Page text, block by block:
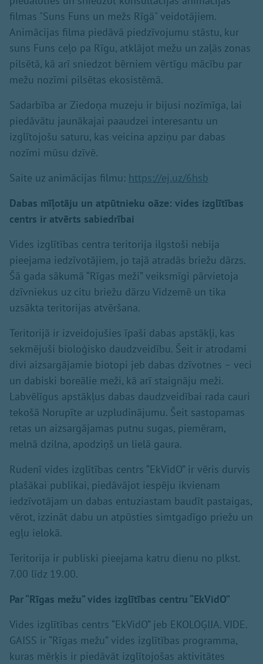
filmas "Suns Funs un mežs Rīgā" veidotājiem.
Animācijas filma piedāvā piedzīvojumu stāstu, kur
suns Funs ceļo pa Rīgu, atklājot mežu un zaļās zonas
pilsētā, kā arī sniedzot bērniem vērtīgu mācību par
mežu nozīmi pilsētas ekosistēmā.
Sadarbība ar Ziedoņa muzeju ir bijusi nozīmīga, lai
piedāvātu jaunākajai paaudzei interesantu un
izglītojošu saturu, kas veicina apziņu par dabas
nozīmi mūsu dzīvē.
Saite uz animācijas filmu: https://ej.uz/6hsb
Dabas mīļotāju un atpūtnieku oāze: vides izglītības
centrs ir atvērts sabiedrībai
Vides izglītības centra teritorija ilgstoši nebija
pieejama iedzīvotājiem, jo tajā atradās briežu dārzs.
Šā gada sākumā “Rīgas meži” veiksmīgi pārvietoja
dzīvniekus uz citu briežu dārzu Vidzemē un tika
uzsākta teritorijas atvēršana.
Teritorijā ir izveidojušies īpaši dabas apstākļi, kas
sekmējuši bioloģisko daudzveidību. Šeit ir atrodami
divi aizsargājamie biotopi jeb dabas dzīvotnes – veci
un dabiski boreālie meži, kā arī staignāju meži.
Labvēlīgus apstākļus dabas daudzveidībai rada cauri
tekošā Norupīte ar uzpludinājumu. Šeit sastopamas
retas un aizsargājamas putnu sugas, piemēram,
melnā dzilna, apodziņš un lielā gaura.
Rudenī vides izglītības centrs “EkVidO” ir vēris durvis
plašākai publikai, piedāvājot iespēju ikvienam
iedzīvotājam un dabas entuziastam baudīt pastaigas,
vērot, izzināt dabu un atpūsties simtgadīgo priežu un
egļu ielokā.
Teritorija ir publiski pieejama katru dienu no plkst.
7.00 līdz 19.00.
Par “Rīgas mežu” vides izglītības centru “EkVidO”
Vides izglītības centrs “EkVidO” jeb EKOLOĢIJA. VIDE.
GAISS ir “Rīgas mežu” vides izglītības programma,
kuras mērķis ir piedāvāt izglītojošas aktivitātes